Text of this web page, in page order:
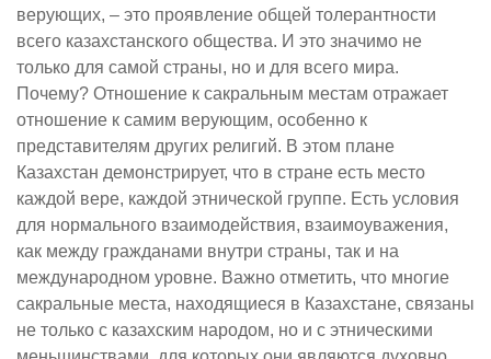
верующих, – это проявление общей толерантности
всего казахстанского общества. И это значимо не
только для самой страны, но и для всего мира.
Почему? Отношение к сакральным местам отражает
отношение к самим верующим, особенно к
представителям других религий. В этом плане
Казахстан демонстрирует, что в стране есть место
каждой вере, каждой этнической группе. Есть условия
для нормального взаимодействия, взаимоуважения,
как между гражданами внутри страны, так и на
международном уровне. Важно отметить, что многие
сакральные места, находящиеся в Казахстане, связаны
не только с казахским народом, но и с этническими